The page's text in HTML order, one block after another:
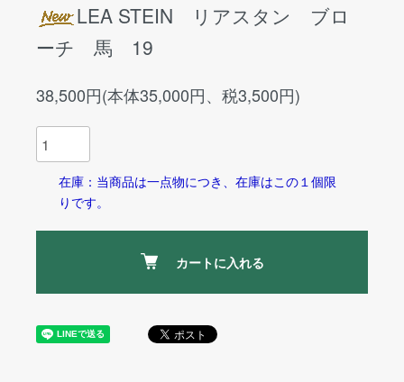
LEA STEIN リアスタン ブロ
ーチ 馬 19
38,500円(本体35,000円、税3,500円)
在庫：当商品は一点物につき、在庫はこの１個限
りです。
カートに入れる